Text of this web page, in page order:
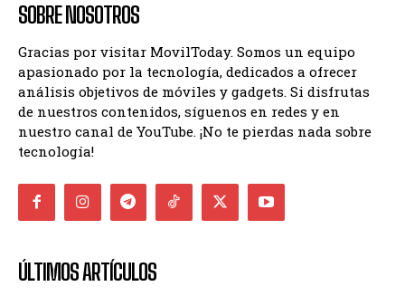
SOBRE NOSOTROS
Gracias por visitar MovilToday. Somos un equipo
apasionado por la tecnología, dedicados a ofrecer
análisis objetivos de móviles y gadgets. Si disfrutas
de nuestros contenidos, síguenos en redes y en
nuestro canal de YouTube. ¡No te pierdas nada sobre
tecnología!
ÚLTIMOS ARTÍCULOS